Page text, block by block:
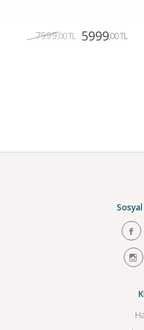
7999,00 TL 5999,00 TL
Sosyal